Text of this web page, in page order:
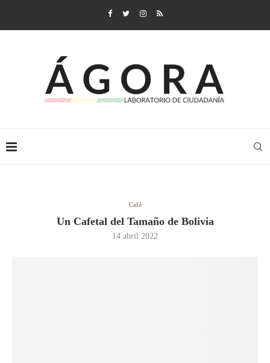
Café
Un Cafetal del Tamaño de Bolivia
14 abril 2022